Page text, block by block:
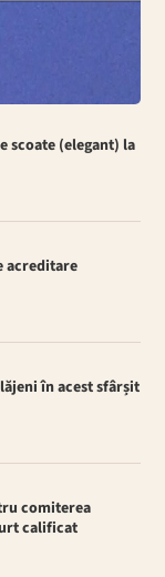
scoate (elegant) la
acreditare
în acest sfârșit
comiterea
calificat